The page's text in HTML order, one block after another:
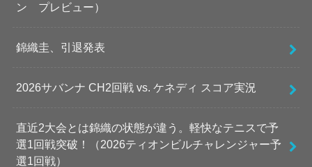
ン プレビュー）
錦織圭、引退発表
2026サバンナ CH2回戦 vs. ケネディ スコア実況
直近2大会とは錦織の状態が違う。軽快なテニスで予
選1回戦突破！（2026ティオンビルチャレンジャー予
選1回戦）